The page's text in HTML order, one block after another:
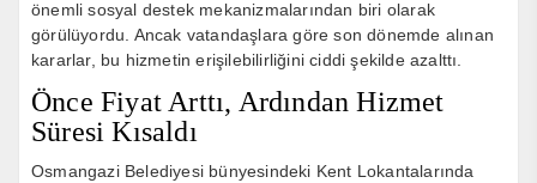
önemli sosyal destek mekanizmalarından biri olarak
görülüyordu. Ancak vatandaşlara göre son dönemde alınan
kararlar, bu hizmetin erişilebilirliğini ciddi şekilde azalttı.
Önce Fiyat Arttı, Ardından Hizmet
Süresi Kısaldı
Osmangazi Belediyesi bünyesindeki Kent Lokantalarında